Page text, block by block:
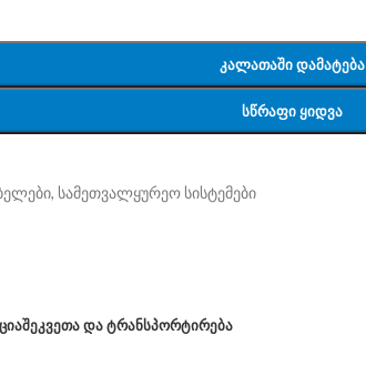
ᲙᲐᲚᲐᲗᲐᲨᲘ ᲓᲐᲛᲐᲢᲔᲑᲐ
ᲡᲬᲠᲐᲤᲘ ᲧᲘᲓᲕᲐ
, სამეთვალყურეო სისტემები
ᲨᲔᲙᲕᲔᲗᲐ ᲓᲐ ᲢᲠᲐᲜᲡᲞᲝᲠᲢᲘᲠᲔᲑᲐ